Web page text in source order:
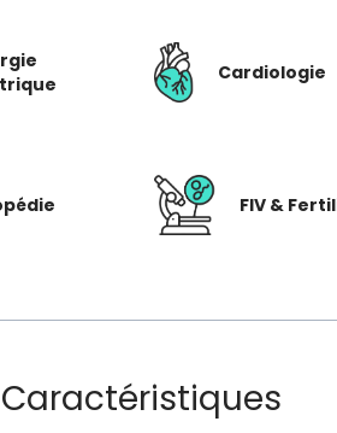
Cardiologie
FIV &
Caractéristiques